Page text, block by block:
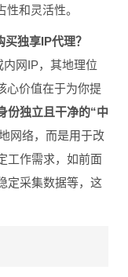
和灵活性。
独享IP代理？
网IP，其地理位
心价值在于为你提
份独立且干净的“中
网络，而是用于改
工作需求，如前面
定采集数据等，这